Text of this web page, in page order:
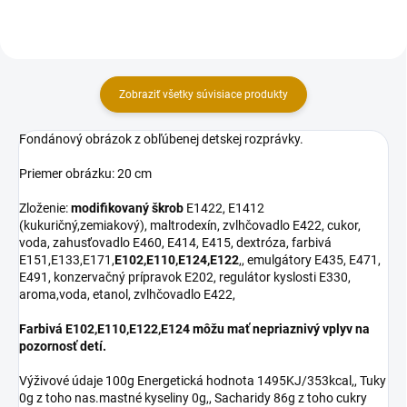
Zobraziť všetky súvisiace produkty
Fondánový obrázok z obľúbenej detskej rozprávky.
Priemer obrázku: 20 cm
Zloženie:modifikovaný škrob E1422, E1412
(kukuričný,zemiakový), maltrodexín, zvlhčovadlo E422, cukor,
voda, zahusťovadlo E460, E414, E415, dextróza, farbivá
E151,E133,E171,E102,E110,E124,E122,, emulgátory E435, E471,
E491, konzervačný prípravok E202, regulátor kyslosti E330,
aroma,voda, etanol, zvlhčovadlo E422,
Farbivá E102,E110,E122,E124 môžu mať nepriaznivý vplyv na
pozornosť detí.
Výživové údaje 100g Energetická hodnota 1495KJ/353kcal,, Tuky
0g z toho nas.mastné kyseliny 0g,, Sacharidy 86g z toho cukry